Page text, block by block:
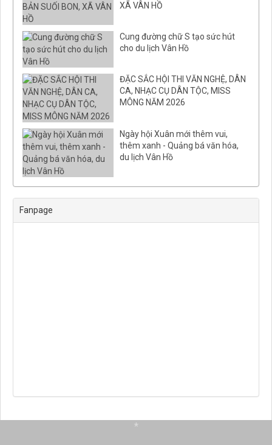
XÃ VÂN HỒ
Cung đường chữ S tạo sức hút
cho du lịch Vân Hồ
ĐẶC SẮC HỘI THI VĂN NGHỆ, DÂN
CA, NHẠC CỤ DÂN TỘC, MISS
MÔNG NĂM 2026
Ngày hội Xuân mới thêm vui,
thêm xanh - Quảng bá văn hóa,
du lịch Vân Hồ
Fanpage
*